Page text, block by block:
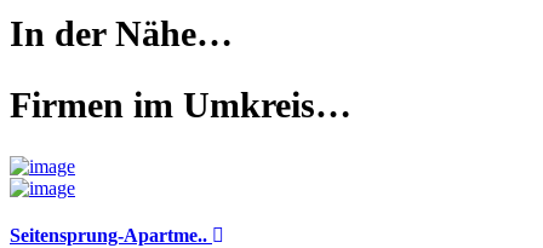
In der Nähe…
Firmen im Umkreis…
Seitensprung-Apartme..